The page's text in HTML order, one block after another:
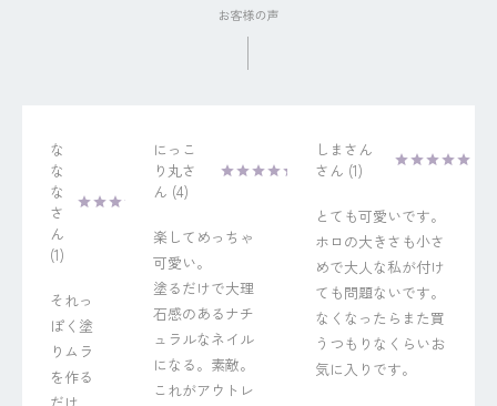
な
な
な
1
それっ
ぽく塗
りムラ
を作る
にっこ
り丸
4
楽してめっちゃ
可愛い。
塗るだけで大理
石感のあるナチ
ュラルなネイル
になる。素敵。
これがアウトレ
しまさん
1
とても可愛いです。
ホロの大きさも小さ
めで大人な私が付け
ても問題ないです。
なくなったらまた買
うつもりなくらいお
気に入りです。